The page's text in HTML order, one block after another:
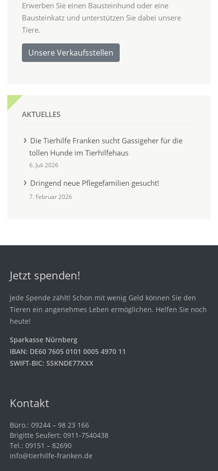
Erwerben Sie einen Bausteinhund oder eine
Bausteinkatz und unterstützen Sie dabei unsere
Tiere.
Unsere Verkaufsstellen
AKTUELLES
Die Tierhilfe Franken sucht Gassigeher für die
tollen Hunde im Tierhilfehaus
6. Juli 2026
Dringend neue Pflegefamilien gesucht!
7. Februar 2026
Jetzt spenden!
Jede Spende zählt! Schon mit wenig Geld können Sie den
Tieren ein angenehmes Leben ermöglichen. Helfen Sie noch
heute!
Sparkasse Nürnberg
IBAN: DE60 7605 0101 0005 4970 11
SWIFT-BIC: SSKNDE77XXX
Kontakt
Büro.: 09244 – 98 23 166
Brigitte Seufert: 0911-7540438
Tel.: 09151 – 82690
info@tierhilfe-franken.de